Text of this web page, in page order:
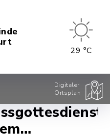
29 °C
Digitaler
Ortsplan